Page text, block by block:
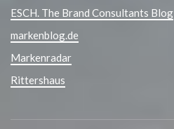
ESCH. The Brand Consultants Blog
markenblog.de
Markenradar
Rittershaus